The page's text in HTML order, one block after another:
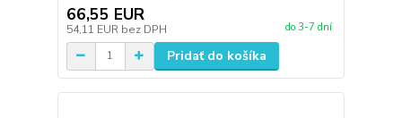
66,55 EUR
54,11 EUR bez DPH do 3-7 dní
Pridať do košíka